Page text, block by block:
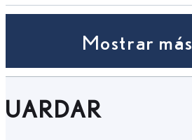
Mostrar más